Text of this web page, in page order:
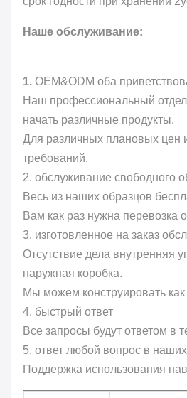
Наше обслуживание:
1. OEM&ODM оба
Наш профессиональный
начать различные продукты.
Для различных плановых цен
требований.
2. обслуживание свободного
Весь из наших образцов
Вам как раз нужна перевозка
3. изготовленное на заказ
Отсутствие дела внутренняя
наружная коробка.
Мы можем конструировать
4. быстрый ответ
Все запросы будут ответом в
5. ответ любой вопрос в наших
Поддержка использования